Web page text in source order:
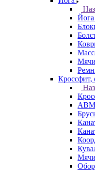
Йога
Кроссфит,
Мячи